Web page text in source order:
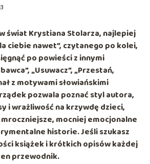
świat Krystiana Stolarza, najlepiej
ciebie nawet”, czytanego po kolei,
po powieści z innymi
,„Usuwacz”,„Przestań,
z motywami słowiańskimi
pozwala poznać styl autora,
i wrażliwość na krzywdę dzieci,
mocniej emocjonalne
historie. Jeśli szukasz
książek i krótkich opisów każdej
przewodnik.